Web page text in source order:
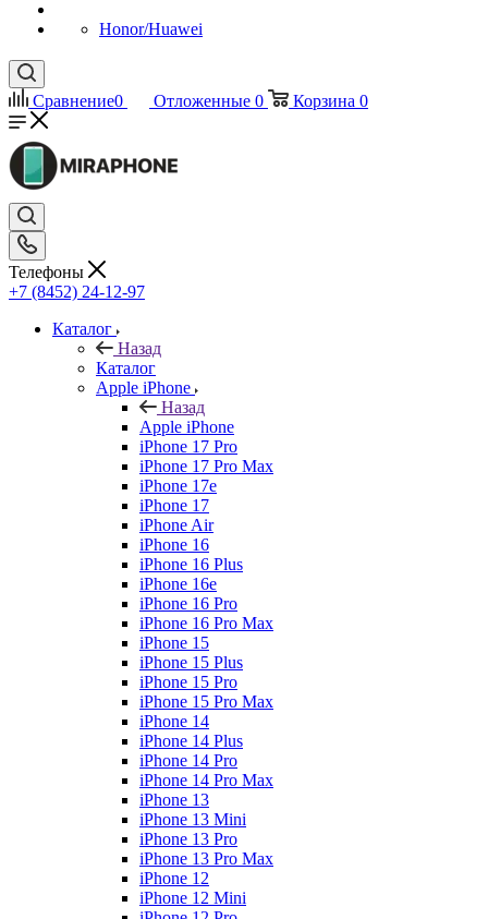
Honor/Huawei
Сравнение0 Отложенные 0 Корзина 0
Телефоны
+7 (8452) 24-12-97
Каталог
Назад
Каталог
Apple iPhone
Назад
Apple iPhone
iPhone 17 Pro
iPhone 17 Pro Max
iPhone 17e
iPhone 17
iPhone Air
iPhone 16
iPhone 16 Plus
iPhone 16e
iPhone 16 Pro
iPhone 16 Pro Max
iPhone 15
iPhone 15 Plus
iPhone 15 Pro
iPhone 15 Pro Max
iPhone 14
iPhone 14 Plus
iPhone 14 Pro
iPhone 14 Pro Max
iPhone 13
iPhone 13 Mini
iPhone 13 Pro
iPhone 13 Pro Max
iPhone 12
iPhone 12 Mini